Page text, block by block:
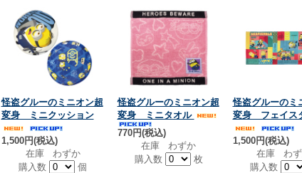
怪盗グルーのミニオン超
変身 ミニクッション
1,500円(税込)
在庫 わずか
購入数
個
怪盗グルーのミニオン超
変身 ミニタオル
770円(税込)
在庫 わずか
購入数
枚
怪盗グルーのミ
変身 フェイス
1,500円(税込)
在庫 わ
購入数